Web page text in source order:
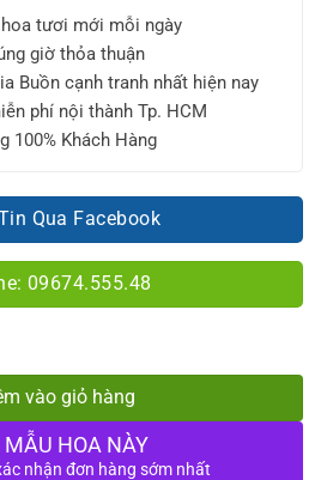
tươi mới mỗi ngày
giờ thỏa thuận
Buồn cạnh tranh nhất hiện nay
phí nội thành Tp. HCM
100% Khách Hàng
Qua Facebook
09674.555.48
vào giỏ hàng
HOA NÀY
nhận đơn hàng sớm nhất